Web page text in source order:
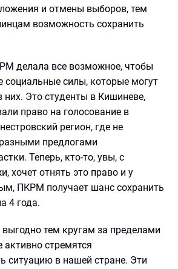
и отмены выборов, тем
возможность сохранить
делала все возможное, чтобы
социальные силы, которые могут
них. Это студенты в Кишиневе,
право на голосование в
регион, где не
предлогами
Теперь, кто-то, увы, с
хочет отнять это право и у
ПКРМ получает шанс сохранить
4 года.
выгодно тем кругам за пределами
стремятся
ситуацию в нашей стране. Эти